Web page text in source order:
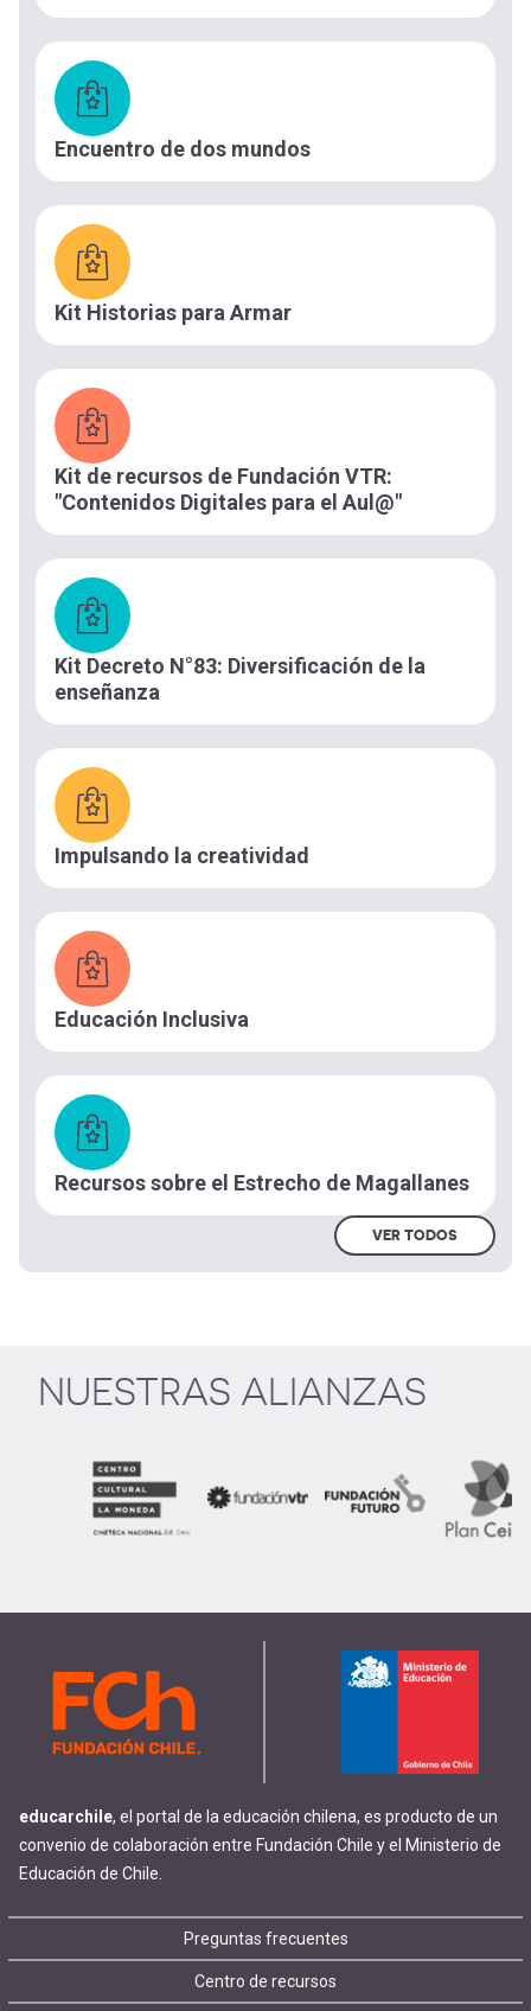
Encuentro de dos mundos
Kit Historias para Armar
Kit de recursos de Fundación VTR:
"Contenidos Digitales para el Aul@"
Kit Decreto N°83: Diversificación de la
enseñanza
Impulsando la creatividad
Educación Inclusiva
Recursos sobre el Estrecho de Magallanes
VER TODOS
NUESTRAS ALIANZAS
educarchile, el portal de la educación chilena, es producto de un
convenio de colaboración entre Fundación Chile y el Ministerio de
Educación de Chile.
Footer
Preguntas frecuentes
Centro de recursos